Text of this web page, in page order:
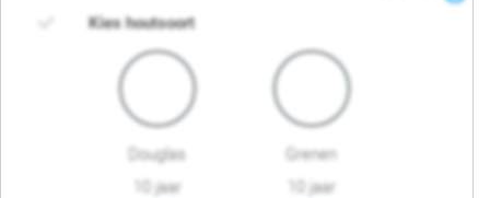
Kies houtsoort
Douglas
10 jaar
Grenen
10 jaar